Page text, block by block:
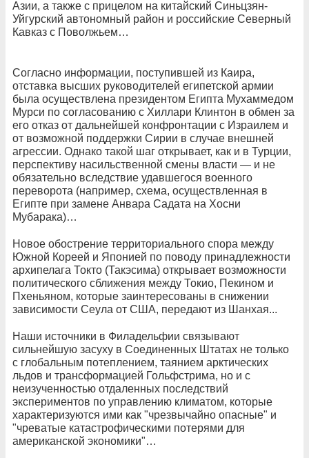
Азии, а также с прицелом на китайский Синьцзян-
Уйгурский автономный район и российские Северный
Кавказ с Поволжьем…
Согласно информации, поступившей из Каира,
отставка высших руководителей египетской армии
была осуществлена президентом Египта Мухаммедом
Мурси по согласованию с Хиллари Клинтон в обмен за
его отказ от дальнейшей конфронтации с Израилем и
от возможной поддержки Сирии в случае внешней
агрессии. Однако такой шаг открывает, как и в Турции,
перспективу насильственной смены власти — и не
обязательно вследствие удавшегося военного
переворота (например, схема, осуществленная в
Египте при замене Анвара Садата на Хосни
Мубарака)…
Новое обострение территориального спора между
Южной Кореей и Японией по поводу принадлежности
архипелага Токто (Такэсима) открывает возможности
политического сближения между Токио, Пекином и
Пхеньяном, которые заинтересованы в снижении
зависимости Сеула от США, передают из Шанхая...
Наши источники в Филадельфии связывают
сильнейшую засуху в Соединенных Штатах не только
с глобальным потеплением, таянием арктических
льдов и трансформацией Гольфстрима, но и с
неизученностью отдаленных последствий
экспериментов по управлению климатом, которые
характеризуются ими как "чрезвычайно опасные" и
"чреватые катастрофическими потерями для
американской экономики"…